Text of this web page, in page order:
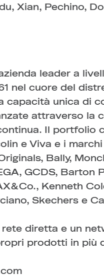
Xian, Pechino,
leader a
nel cuore del
capacità unica di
attraverso la
Il
e Viva e i
Bally,
GCDS, Barton
Kenneth
Skechers e
diretta e un
prodotti in più